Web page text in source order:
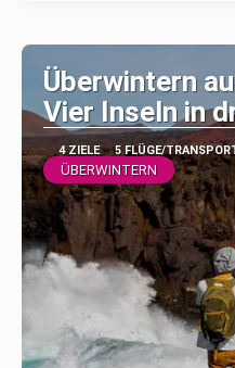
Überwintern
Vier Inseln in
4 ZIELE 5 FLÜGE/
ÜBERWINTERN